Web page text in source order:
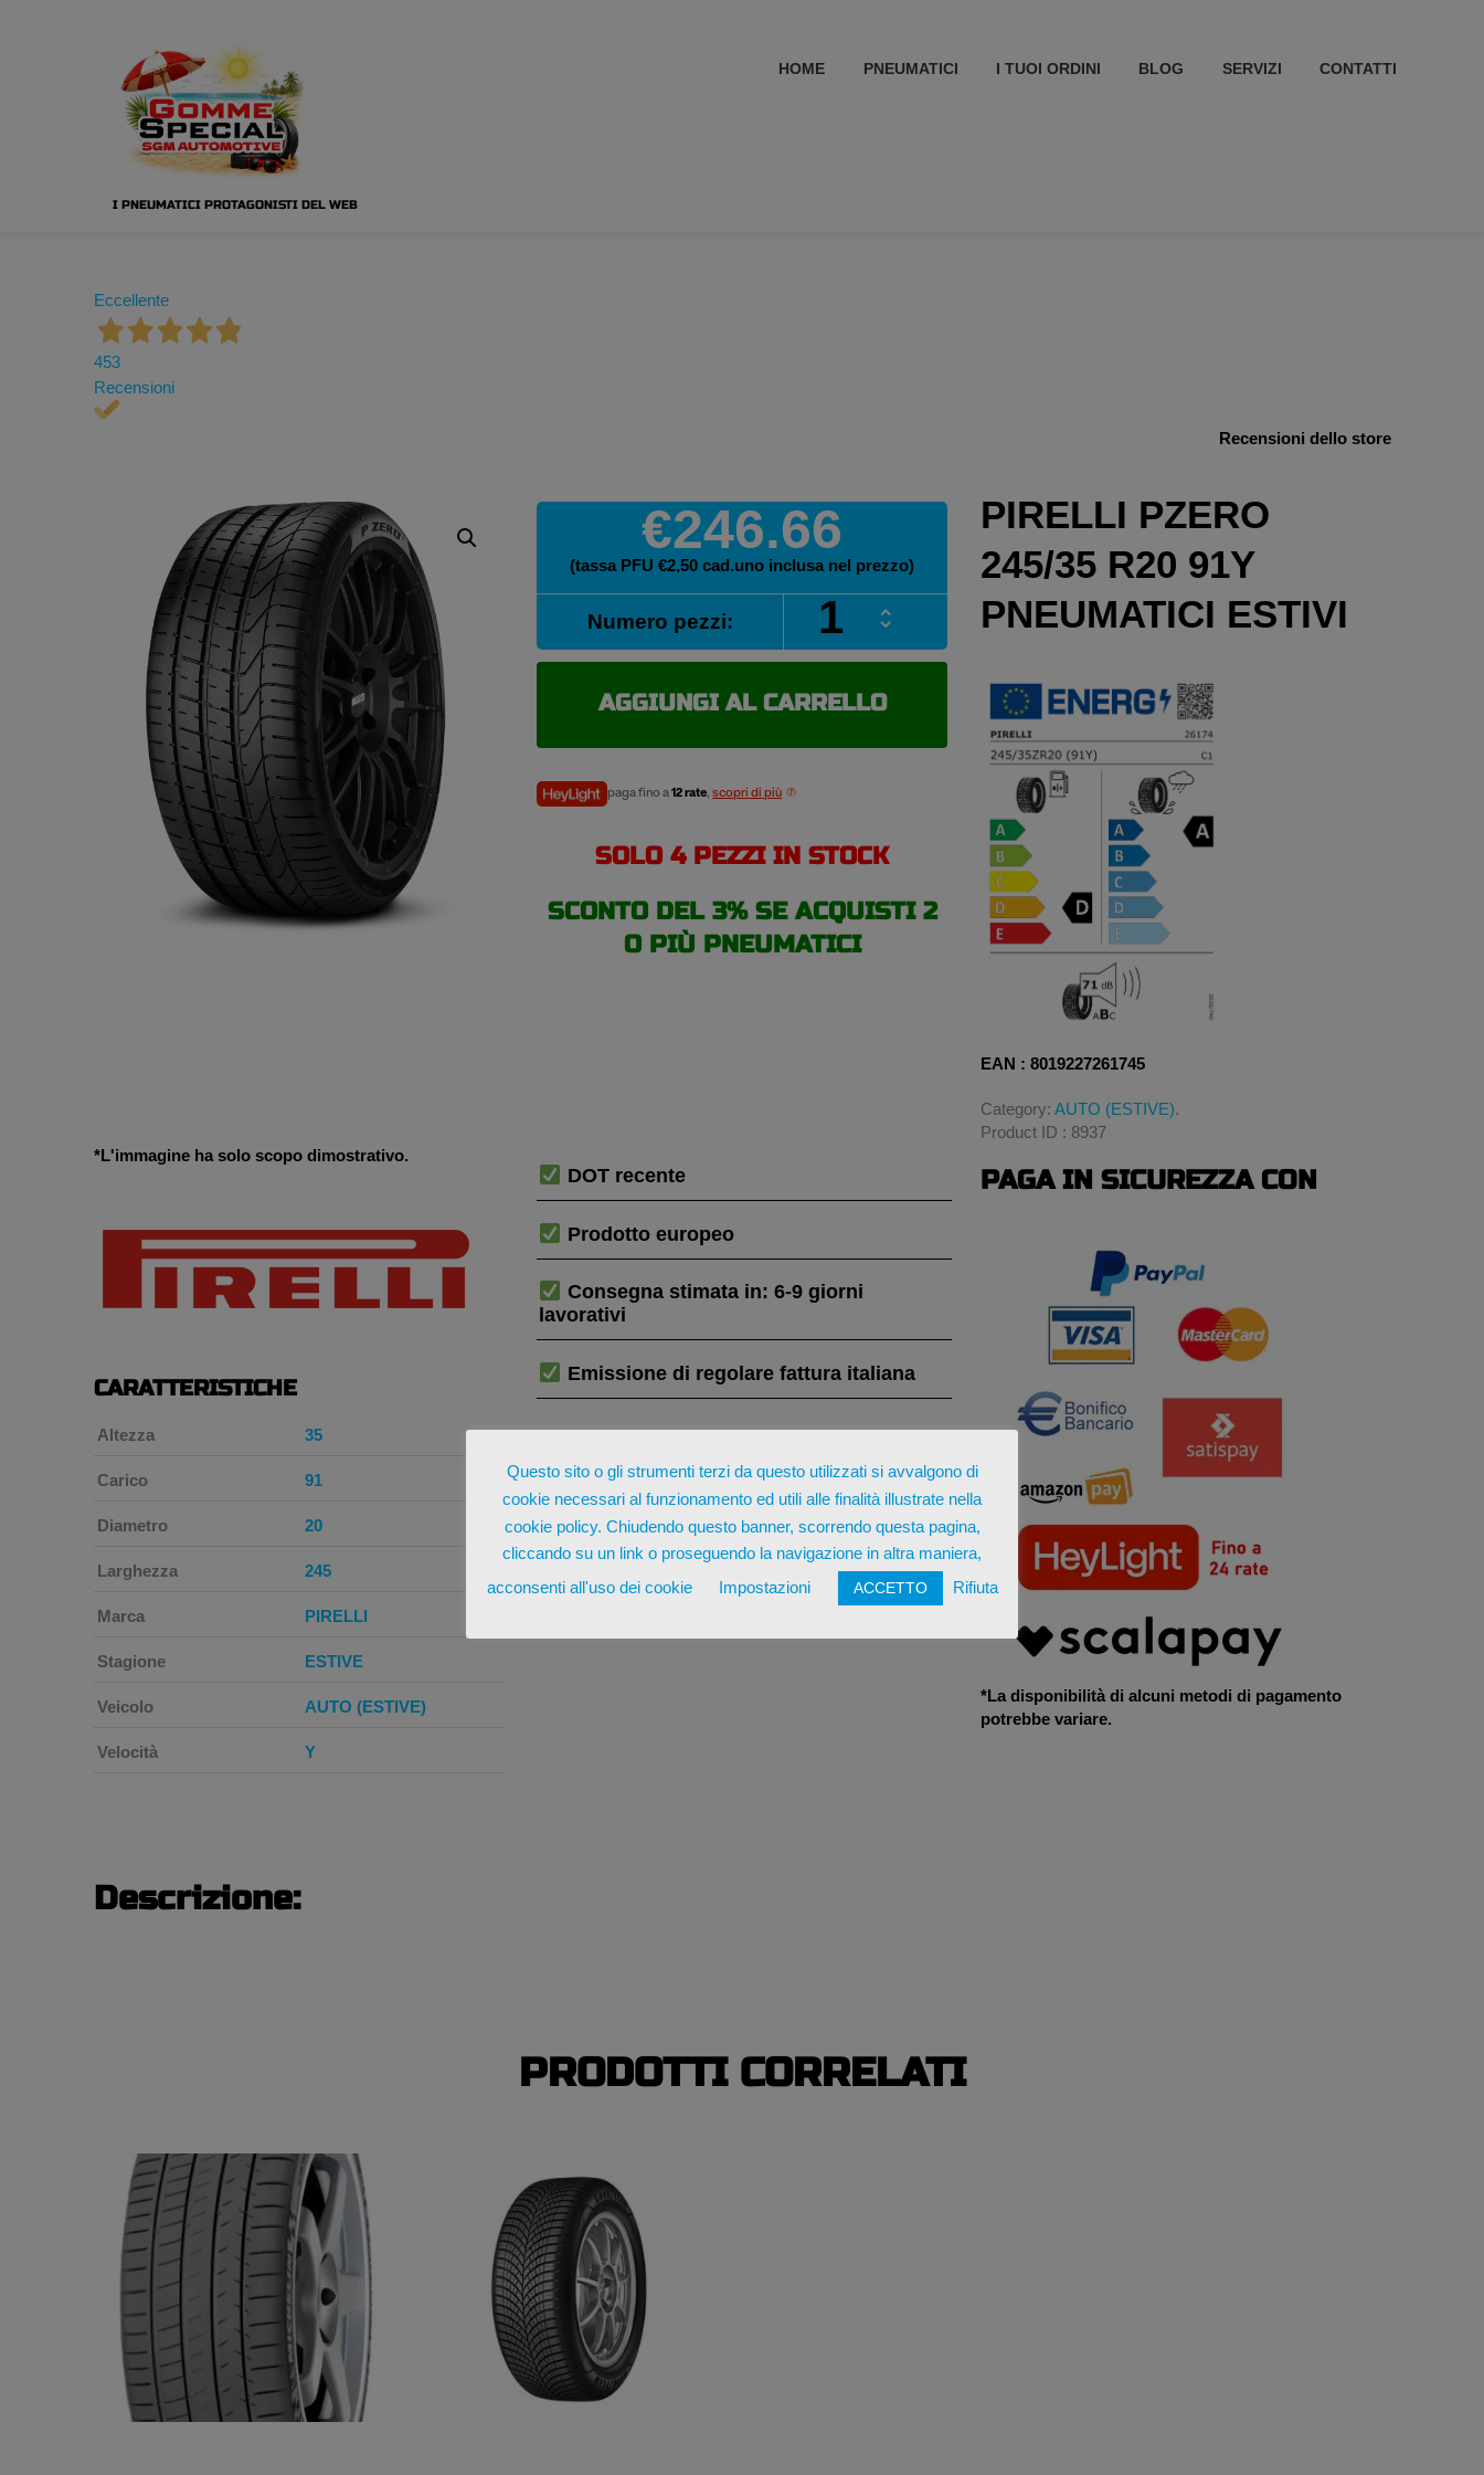
I PNEUMATICI PROTAGONISTI DEL WEB
HOME PNEUMATICI I TUOI ORDINI BLOG SERVIZI CONTATTI
Eccellente
453
Recensioni
Recensioni dello store
€246.66
(tassa PFU €2,50 cad.uno inclusa nel prezzo)
Numero pezzi:
PIRELLI
PZERO
245/35
91Y
estivi
AGGIUNGI AL CARRELLO
paga fino a12 rate,scopri di più
SOLO 4 PEZZI IN STOCK
SCONTO DEL 3% SE ACQUISTI 2
O PIÙ PNEUMATICI
PIRELLI PZERO
245/35 R20 91Y
PNEUMATICI ESTIVI
EAN : 8019227261745
Category: AUTO (ESTIVE).
Product ID : 8937
*L'immagine ha solo scopo dimostrativo.
CARATTERISTICHE
Altezza 35
Carico 91
Diametro 20
Larghezza 245
Marca PIRELLI
Stagione ESTIVE
Veicolo AUTO (ESTIVE)
Velocità Y
DOT recente
Prodotto europeo
Consegna stimata in: 6-9 giorni
lavorativi
Emissione di regolare fattura italiana
PAGA IN SICUREZZA CON
*La disponibilità di alcuni metodi di pagamento
potrebbe variare.
Descrizione:
PRODOTTI CORRELATI
Questo sito o gli strumenti terzi da questo utilizzati si avvalgono di
cookie necessari al funzionamento ed utili alle finalità illustrate nella
cookie policy. Chiudendo questo banner, scorrendo questa pagina,
cliccando su un link o proseguendo la navigazione in altra maniera,
acconsenti all'uso dei cookie
Impostazioni ACCETTO Rifiuta